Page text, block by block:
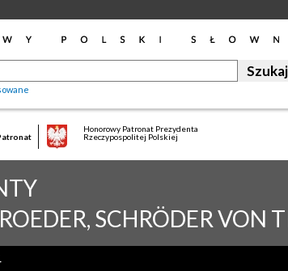
Honorowy Patronat Prezydenta
Rzeczypospolitej Polskiej
SCHRÖDER VON